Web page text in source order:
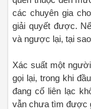
các chuyên gia
giải quyết được.
và ngược lại, tại
Xác suất một
gọi lại, trong khi
đang cố liên lạc
vẫn chưa tìm được